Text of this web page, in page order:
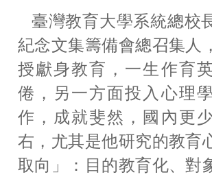
臺灣教育大學系統總校
紀念文集籌備會總召集人
授獻身教育，一生作育
倦，另一方面投入心理
作，成就斐然，國內更
右，尤其是他研究的教育
取向」：目的教育化、對